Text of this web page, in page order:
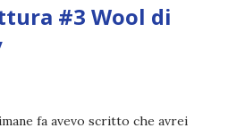
#3 Wool di
fa avevo scritto che avrei